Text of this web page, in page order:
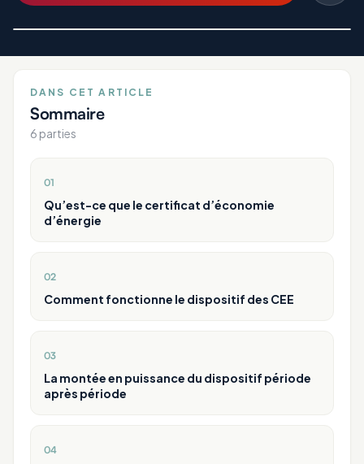
DANS CET ARTICLE
Sommaire
6 parties
01
Qu’est-ce que le certificat d’économie
d’énergie
02
Comment fonctionne le dispositif des CEE
03
La montée en puissance du dispositif période
après période
04